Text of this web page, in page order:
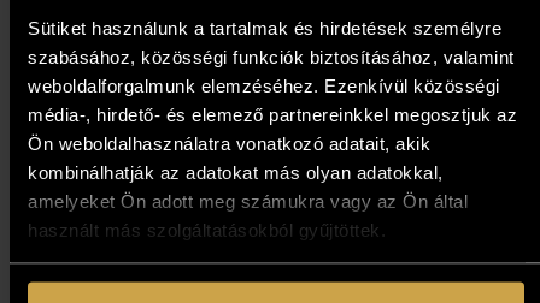
Sütiket használunk a tartalmak és hirdetések személyre
szabásához, közösségi funkciók biztosításához, valamint
weboldalforgalmunk elemzéséhez. Ezenkívül közösségi
média-, hirdető- és elemező partnereinkkel megosztjuk az
Ön weboldalhasználatra vonatkozó adatait, akik
kombinálhatják az adatokat más olyan adatokkal,
amelyeket Ön adott meg számukra vagy az Ön által
használt más szolgáltatásokból gyűjtöttek.
794 000Ft
Kosárba teszem